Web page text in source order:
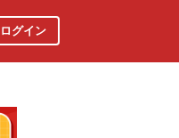
ログイン